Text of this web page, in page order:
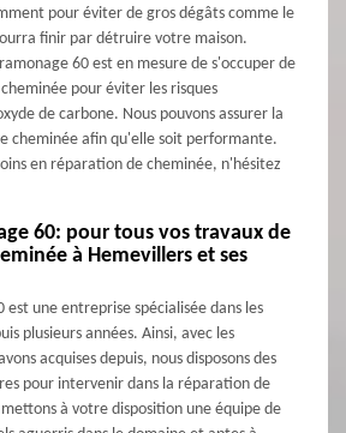
pour éviter de gros dégâts comme le
finir par détruire votre maison.
60 est en mesure de s'occuper de
pour éviter les risques
de carbone. Nous pouvons assurer la
cheminée afin qu'elle soit performante.
en réparation de cheminée, n'hésitez
60: pour tous vos travaux de
à Hemevillers et ses
est une entreprise spécialisée dans les
plusieurs années. Ainsi, avec les
acquises depuis, nous disposons des
pour intervenir dans la réparation de
à votre disposition une équipe de